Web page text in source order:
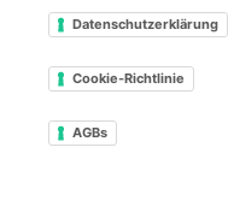
Datenschutzerklärung
Cookie-Richtlinie
AGBs